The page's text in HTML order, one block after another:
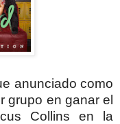
anunciado como
grupo en ganar el
Collins en la